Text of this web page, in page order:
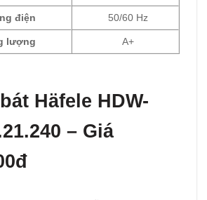
điện 50/60 Hz
lượng A+
Häfele HDW-
– Giá